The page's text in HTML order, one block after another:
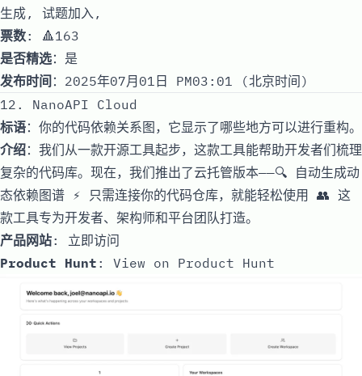
生成, 试题加入,
票数: 🔺163
是否精选：是
发布时间 ：2025年07月01日 PM03:01 (北京时间)
12. NanoAPI Cloud
标语：你的代码依赖关系图，它显示了哪些地方可以进行重构。
介绍：我们从一款开源工具起步，这款工具能帮助开发者们梳理
复杂的代码库。现在，我们推出了云托管版本——🔍 自动生成动
态依赖图谱 ⚡️ 只需连接你的代码仓库，就能轻松使用 👥 这
款工具专为开发者、架构师和平台团队打造。
产品网站: 立即访问
Product Hunt : View on Product Hunt